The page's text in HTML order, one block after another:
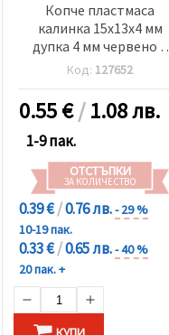
Копче пластмаса
калинка 15x13x4 мм
дупка 4 мм червено и
бяло -20 броя
Код: 127652
0.55€/1.08 лв.
1-9 пак.
ОТСТЪПКИ
ЗА КОЛИЧЕСТВО
0.39 €/0.76 лв.- 29 %
10-19 пак.
0.33 €/0.65 лв.- 40 %
20 пак. +